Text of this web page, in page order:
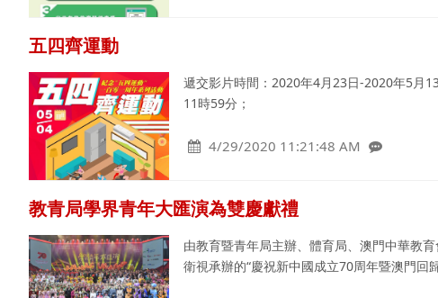
五四齊運動
遞交影片時間：2020年4月23日-2020年5月
11時59分；
4/29/2020 11:21:48 AM
教青局學界青年大匯演為雙慶獻禮
由教育暨青年局主辦、體育局、澳門中華教
衛視承辦的“慶祝新中國成立70周年暨澳門回